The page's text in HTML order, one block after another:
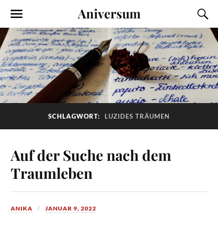
Aniversum
SCHLAGWORT: LUZIDES TRÄUMEN
Auf der Suche nach dem
Traumleben
ANIKA JANUAR 9, 2022